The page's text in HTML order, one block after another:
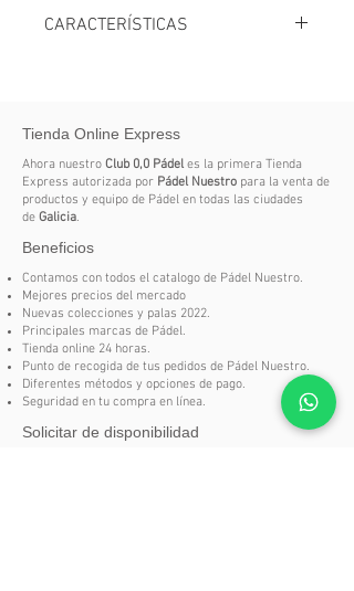
CARACTERÍSTICAS
Balance Medio
Núcleo Medium Eva
Cara Carbono 24k
Formato Normal
Nivel de Juego Avanzado /
Competición
Acabado Brillo
Forma Híbrida
Superfície Lisa
Tipo de Juego Polivalente
Jugador Hombre
Tienda Online Express
Ahora nuestro Club 0,0 Pádel es la primera Tienda
Express autorizada por Pádel Nuestro para la venta de
productos y equipo de Pádel en todas las ciudades
de Galicia.
Beneficios
Contamos con todos el catalogo de Pádel Nuestro.
Mejores precios del mercado
Nuevas colecciones y palas 2022.
Principales marcas de Pádel.
Tienda online 24 horas.
Punto de recogida de tus pedidos de Pádel Nuestro.
Diferentes métodos y opciones de pago.
Seguridad en tu compra en línea.
Solicitar de disponibilidad